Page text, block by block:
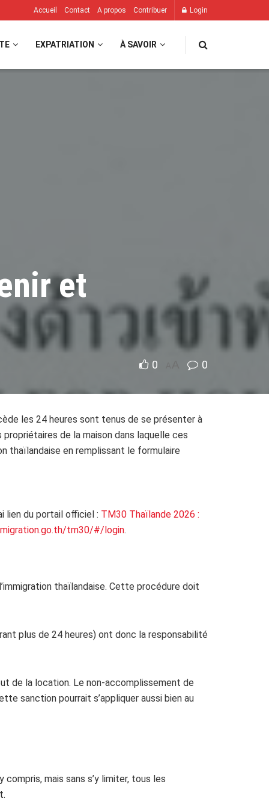
Accueil Contact A propos Contribuer Login
EXPATRIATION À SAVOIR
et
0 0
les 24 heures sont tenus de se présenter à
de la maison dans laquelle ces
thaïlandaise en remplissant le formulaire
lien du portail officiel : TM30 Thaïlande 2026 :
tm30/#/login.
thaïlandaise. Cette procédure doit
plus de 24 heures) ont donc la responsabilité
de la location. Le non-accomplissement de
sanction pourrait s’appliquer aussi bien au
mais sans s’y limiter, tous les